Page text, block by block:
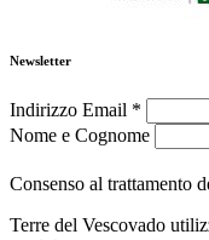
Newsletter
Indirizzo Email *
Nome e Cognome
Consenso al trattamento
Terre del Vescovado